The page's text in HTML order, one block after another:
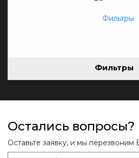
Фильтры
Остались вопросы?
Оставьте заявку, и мы перезвоним